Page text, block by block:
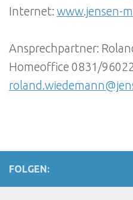
Internet: www.jensen-
Ansprechpartner:
Homeoffice 0831/
FOLGEN: